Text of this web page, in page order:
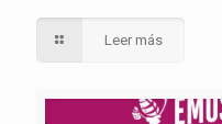
Leer más